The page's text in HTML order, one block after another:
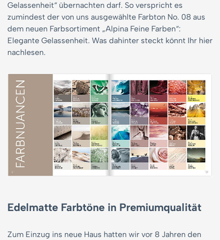
Gelassenheit“ übernachten darf. So verspricht es
zumindest der von uns ausgewählte Farbton No. 08 aus
dem neuen Farbsortiment „Alpina Feine Farben“:
Elegante Gelassenheit. Was dahinter steckt könnt Ihr hier
nachlesen.
Edelmatte Farbtöne in Premiumqualität
Zum Einzug ins neue Haus hatten wir vor 8 Jahren den